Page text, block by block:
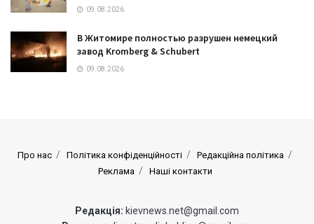
09.08.2026
В Житомире полностью разрушен немецкий
завод Kromberg & Schubert
09.08.2026
Про нас Політика конфіденційності
Редакційна політика
Реклама
Наші контакти
Редакція: kievnews.net@gmail.com